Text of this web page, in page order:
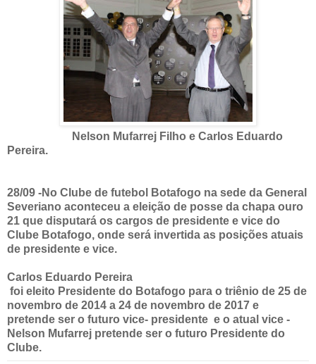
Nelson Mufarrej Filho e Carlos Eduardo
Pereira.
28/09 -No Clube de futebol Botafogo na sede da General
Severiano aconteceu a eleição de posse da chapa ouro
21 que disputará os cargos de presidente e vice do
Clube Botafogo, onde será invertida as posições atuais
de presidente e vice.
Carlos Eduardo Pereira
foi eleito Presidente do Botafogo para o triênio de 25 de
novembro de 2014 a 24 de novembro de 2017 e
pretende ser o futuro vice- presidente e o atual vice -
Nelson Mufarrej pretende ser o futuro Presidente do
Clube.